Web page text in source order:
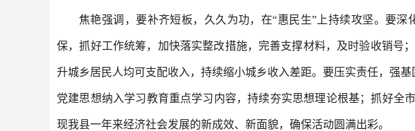
焦艳强调，要补齐短板，久久为功，在“惠民生”上持续攻坚。要
保，抓好工作统筹，加快落实整改措施，完善支撑材料，及时验收销号
升城乡居民人均可支配收入，持续缩小城乡收入差距。要压实责任，强
党建思想纳入学习教育重点学习内容，持续夯实思想理论根基；抓好全
现我县一年来经济社会发展的新成效、新面貌，确保活动圆满出彩。